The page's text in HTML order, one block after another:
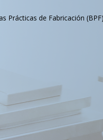
de Fabricación